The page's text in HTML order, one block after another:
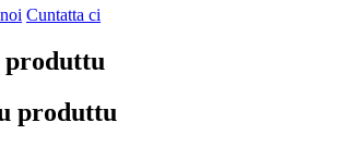
Cuntatta ci
produttu